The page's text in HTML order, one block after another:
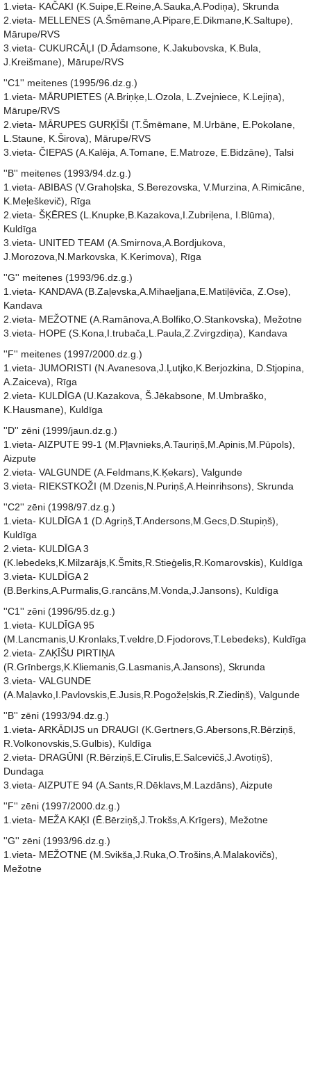
1.vieta- KAČAKI (K.Suipe,E.Reine,A.Sauka,A.Podiņa), Skrunda
2.vieta- MELLENES (A.Šmēmane,A.Pipare,E.Dikmane,K.Saltupe),
Mārupe/RVS
3.vieta- CUKURCĀĻI (D.Ādamsone, K.Jakubovska, K.Bula,
J.Kreišmane), Mārupe/RVS
''C1'' meitenes (1995/96.dz.g.)
1.vieta- MĀRUPIETES (A.Briņķe,L.Ozola, L.Zvejniece, K.Lejiņa),
Mārupe/RVS
2.vieta- MĀRUPES GURĶĪŠI (T.Šmēmane, M.Urbāne, E.Pokolane,
L.Staune, K.Širova), Mārupe/RVS
3.vieta- ČIEPAS (A.Kalēja, A.Tomane, E.Matroze, E.Bidzāne), Talsi
''B'' meitenes (1993/94.dz.g.)
1.vieta- ABIBAS (V.Grahoļska, S.Berezovska, V.Murzina, A.Rimicāne,
K.Meļeškevič), Rīga
2.vieta- ŠĶĒRES (L.Knupke,B.Kazakova,I.Zubriļena, I.Blūma),
Kuldīga
3.vieta- UNITED TEAM (A.Smirnova,A.Bordjukova,
J.Morozova,N.Markovska, K.Kerimova), Rīga
''G'' meitenes (1993/96.dz.g.)
1.vieta- KANDAVA (B.Zaļevska,A.Mihaeļjana,E.Matiļēviča, Z.Ose),
Kandava
2.vieta- MEŽOTNE (A.Ramānova,A.Bolfiko,O.Stankovska), Mežotne
3.vieta- HOPE (S.Kona,I.trubača,L.Paula,Z.Zvirgzdiņa), Kandava
''F'' meitenes (1997/2000.dz.g.)
1.vieta- JUMORISTI (N.Avanesova,J.Ļutjko,K.Berjozkina, D.Stjopina,
A.Zaiceva), Rīga
2.vieta- KULDĪGA (U.Kazakova, Š.Jēkabsone, M.Umbraško,
K.Hausmane), Kuldīga
''D'' zēni (1999/jaun.dz.g.)
1.vieta- AIZPUTE 99-1 (M.Pļavnieks,A.Tauriņš,M.Apinis,M.Pūpols),
Aizpute
2.vieta- VALGUNDE (A.Feldmans,K.Ķekars), Valgunde
3.vieta- RIEKSTKOŽI (M.Dzenis,N.Puriņš,A.Heinrihsons), Skrunda
''C2'' zēni (1998/97.dz.g.)
1.vieta- KULDĪGA 1 (D.Agriņš,T.Andersons,M.Gecs,D.Stupiņš),
Kuldīga
2.vieta- KULDĪGA 3
(K.lebedeks,K.Milzarājs,K.Šmits,R.Stieģelis,R.Komarovskis), Kuldīga
3.vieta- KULDĪGA 2
(B.Berkins,A.Purmalis,G.rancāns,M.Vonda,J.Jansons), Kuldīga
''C1'' zēni (1996/95.dz.g.)
1.vieta- KULDĪGA 95
(M.Lancmanis,U.Kronlaks,T.veldre,D.Fjodorovs,T.Lebedeks), Kuldīga
2.vieta- ZAĶĪŠU PIRTIŅA
(R.Grīnbergs,K.Kliemanis,G.Lasmanis,A.Jansons), Skrunda
3.vieta- VALGUNDE
(A.Maļavko,I.Pavlovskis,E.Jusis,R.Pogožeļskis,R.Ziediņš), Valgunde
''B'' zēni (1993/94.dz.g.)
1.vieta- ARKĀDIJS un DRAUGI (K.Gertners,G.Abersons,R.Bērziņš,
R.Volkonovskis,S.Gulbis), Kuldīga
2.vieta- DRAGŪNI (R.Bērziņš,E.Cīrulis,E.Salcevičš,J.Avotiņš),
Dundaga
3.vieta- AIZPUTE 94 (A.Sants,R.Dēklavs,M.Lazdāns), Aizpute
''F'' zēni (1997/2000.dz.g.)
1.vieta- MEŽA KAĶI (Ē.Bērziņš,J.Trokšs,A.Krīgers), Mežotne
''G'' zēni (1993/96.dz.g.)
1.vieta- MEŽOTNE (M.Svikša,J.Ruka,O.Trošins,A.Malakovičs),
Mežotne